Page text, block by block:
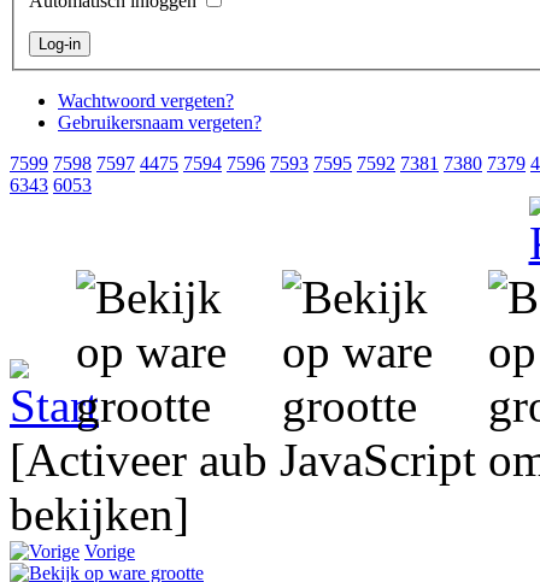
Wachtwoord vergeten?
Gebruikersnaam vergeten?
7599 7598 7597 4475 7594 7596 7593 7595 7592 7381 7380 7379
6343 6053
[Activeer aub JavaScript
bekijken]
Vorige